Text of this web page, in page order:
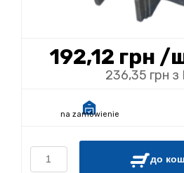
192,12 грн /
236,35 грн
na zamówienie
до